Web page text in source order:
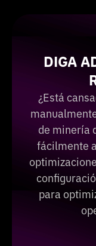
DIGA
¿Está
de minería
fácilmente
para